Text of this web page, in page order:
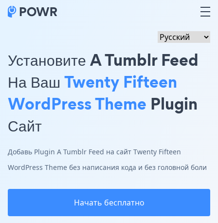
Установите A Tumblr Feed
На Ваш Twenty Fifteen
WordPress Theme Plugin
Сайт
Добавь Plugin A Tumblr Feed на сайт Twenty Fifteen
WordPress Theme без написания кода и без головной боли
Начать бесплатно